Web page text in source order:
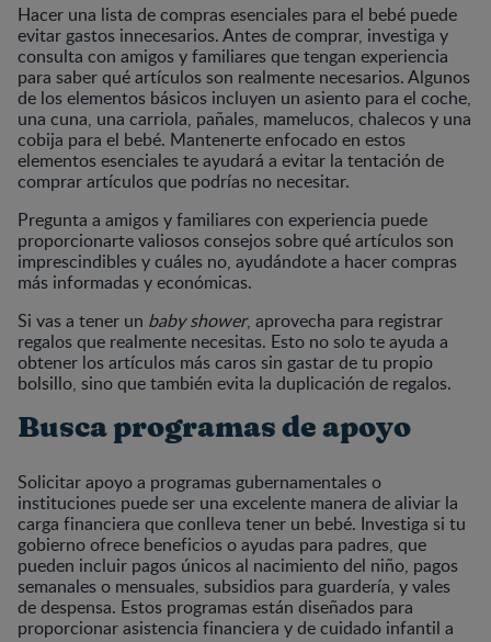
Hacer una lista de compras esenciales para el bebé puede
evitar gastos innecesarios. Antes de comprar, investiga y
consulta con amigos y familiares que tengan experiencia
para saber qué artículos son realmente necesarios. Algunos
de los elementos básicos incluyen un asiento para el coche,
una cuna, una carriola, pañales, mamelucos, chalecos y una
cobija para el bebé. Mantenerte enfocado en estos
elementos esenciales te ayudará a evitar la tentación de
comprar artículos que podrías no necesitar.
Pregunta a amigos y familiares con experiencia puede
proporcionarte valiosos consejos sobre qué artículos son
imprescindibles y cuáles no, ayudándote a hacer compras
más informadas y económicas.
Si vas a tener un baby shower, aprovecha para registrar
regalos que realmente necesitas. Esto no solo te ayuda a
obtener los artículos más caros sin gastar de tu propio
bolsillo, sino que también evita la duplicación de regalos.
Busca programas de apoyo
Solicitar apoyo a programas gubernamentales o
instituciones puede ser una excelente manera de aliviar la
carga financiera que conlleva tener un bebé. Investiga si tu
gobierno ofrece beneficios o ayudas para padres, que
pueden incluir pagos únicos al nacimiento del niño, pagos
semanales o mensuales, subsidios para guardería, y vales
de despensa. Estos programas están diseñados para
proporcionar asistencia financiera y de cuidado infantil a